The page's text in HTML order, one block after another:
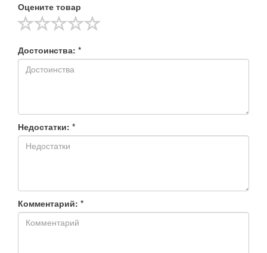
Оцените товар
Достоинства: *
Недостатки: *
Комментарий: *